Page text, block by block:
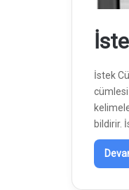
İstek
cümlesi
bildirir.